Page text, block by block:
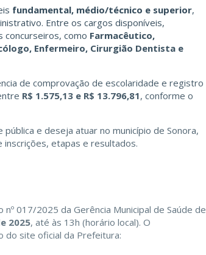
fundamental, médio/técnico e superior,
Entre os cargos disponíveis,
como Farmacêutico,
Enfermeiro, Cirurgião Dentista e
de comprovação de escolaridade e registro
R$ 1.575,13 e R$ 13.796,81, conforme o
e deseja atuar no município de Sonora,
etapas e resultados.
017/2025 da Gerência Municipal de Saúde de
2025, até às 13h (horário local). O
do site oficial da Prefeitura: